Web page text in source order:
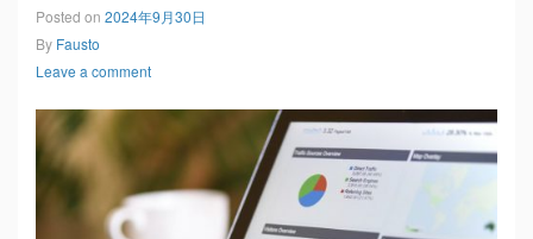
Posted on 2024年9月30日
By Fausto
Leave a comment